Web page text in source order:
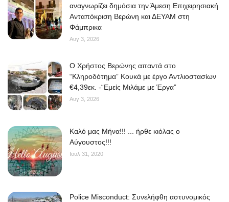
αναγνωρίζει δημόσια την Άμεση Επιχειρησιακή
Ανταπόκριση Βερώνη και ΔΕΥΑΜ στη
Φάμπρικα
Αυγ 3, 2026
O Χρήστος Βερώνης απαντά στο
“Κληροδότημα” Κουκά με έργο Αντλιοστασίων
€4,39εκ. -“Εμείς Μιλάμε με Έργα”
Αυγ 3, 2026
Kαλό μας Μήνα!!! ... ήρθε κιόλας ο
Αύγουστος!!!
Ιουλ 31, 2020
Police Misconduct: Συνελήφθη αστυνομικός